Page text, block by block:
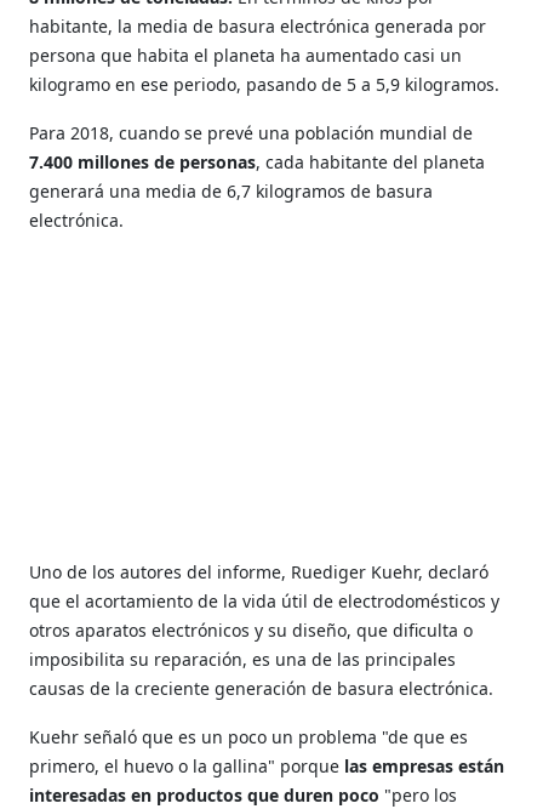
habitante, la media de basura electrónica generada por
persona que habita el planeta ha aumentado casi un
kilogramo en ese periodo, pasando de 5 a 5,9 kilogramos.
Para 2018, cuando se prevé una población mundial de
7.400 millones de personas, cada habitante del planeta
generará una media de 6,7 kilogramos de basura
electrónica.
Uno de los autores del informe, Ruediger Kuehr, declaró
que el acortamiento de la vida útil de electrodomésticos y
otros aparatos electrónicos y su diseño, que dificulta o
imposibilita su reparación, es una de las principales
causas de la creciente generación de basura electrónica.
Kuehr señaló que es un poco un problema "de que es
primero, el huevo o la gallina" porque las empresas están
interesadas en productos que duren poco "pero los